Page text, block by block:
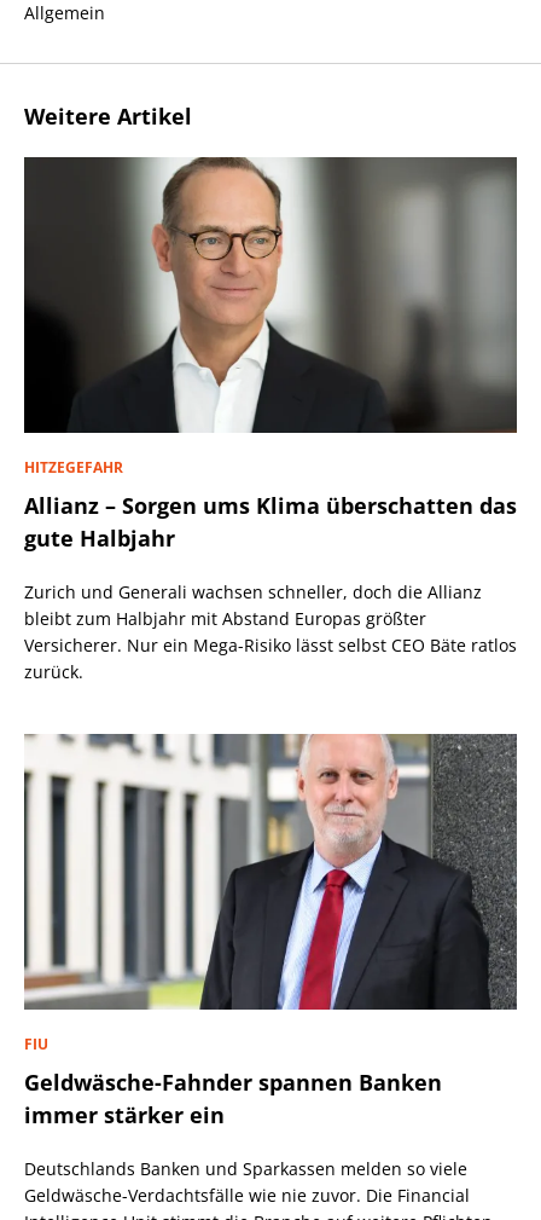
Allgemein
Weitere Artikel
HITZEGEFAHR
Allianz – Sorgen ums Klima überschatten das
gute Halbjahr
Zurich und Generali wachsen schneller, doch die Allianz
bleibt zum Halbjahr mit Abstand Europas größter
Versicherer. Nur ein Mega-Risiko lässt selbst CEO Bäte ratlos
zurück.
FIU
Geldwäsche-Fahnder spannen Banken
immer stärker ein
Deutschlands Banken und Sparkassen melden so viele
Geldwäsche-Verdachtsfälle wie nie zuvor. Die Financial